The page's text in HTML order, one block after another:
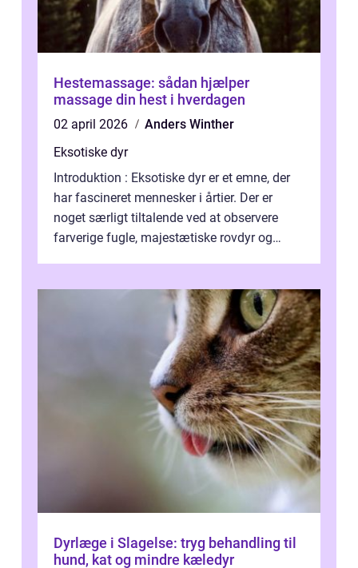
Hestemassage: sådan hjælper
massage din hest i hverdagen
02 april 2026
Anders Winther
Eksotiske dyr
Introduktion : Eksotiske dyr er et emne, der
har fascineret mennesker i årtier. Der er
noget særligt tiltalende ved at observere
farverige fugle, majestætiske rovdyr og
Dyrlæge i Slagelse: tryg behandling til
hund, kat og mindre kæledyr